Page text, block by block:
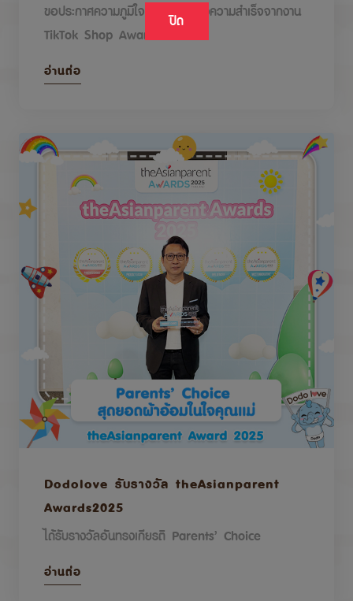
ปิด
ขอประกาศความภูมิใจกับรางวัลแห่งความสำเร็จจากงาน
TikTok Shop Awards 2026
อ่านต่อ
Dodolove รับรางวัล theAsianparent
Awards2025
ได้รับรางวัลอันทรงเกียรติ Parents’ Choice
อ่านต่อ